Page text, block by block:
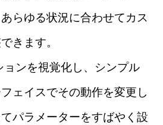
らゆる状況に合わせてカス
きます。
ョンを視覚化し、シンプル
ェイスでその動作を変更し
パラメーターをすばやく設